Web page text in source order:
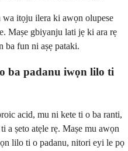
itọju ilera ki awọn olupese
Maṣe gbiyanju lati jẹ ki ara rẹ
ba fun ni aṣẹ pataki.
ba padanu iwọn lilo ti
acid, mu ni kete ti o ba ranti,
ṣeto atẹle rẹ. Maṣe mu awọn
lilo ti o padanu, nitori eyi le pọ